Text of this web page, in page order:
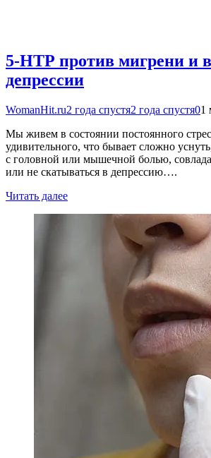
5-НТР против мигрени и
депрессии
WomanHit.ru2 года спустя2 года спустя01
Мы живем в состоянии постоянного
удивительного, что бывает сложно
с головной или мышечной болью,
или не скатываться в депрессию….
Читать далее